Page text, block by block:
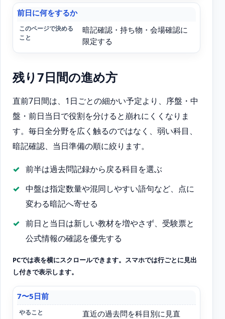
前日に何をするか
暗記確認・持ち物・会場確認に
限定する
残り7日間の進め方
直前7日間は、1日ごとの細かい予定より、序盤・中
盤・前日当日で役割を分けると崩れにくくなりま
す。毎日全分野を広く触るのではなく、弱い科目、
暗記確認、当日準備の順に絞ります。
前半は過去問記録から戻る科目を選ぶ
中盤は指定数量や混同しやすい語句など、点に
変わる暗記へ寄せる
前日と当日は新しい教材を増やさず、受験票と
公式情報の確認を優先する
PCでは表を横にスクロールできます。スマホでは行ごとに見出
し付きで表示します。
時期
7〜5日前
直近の過去問を科目別に見直